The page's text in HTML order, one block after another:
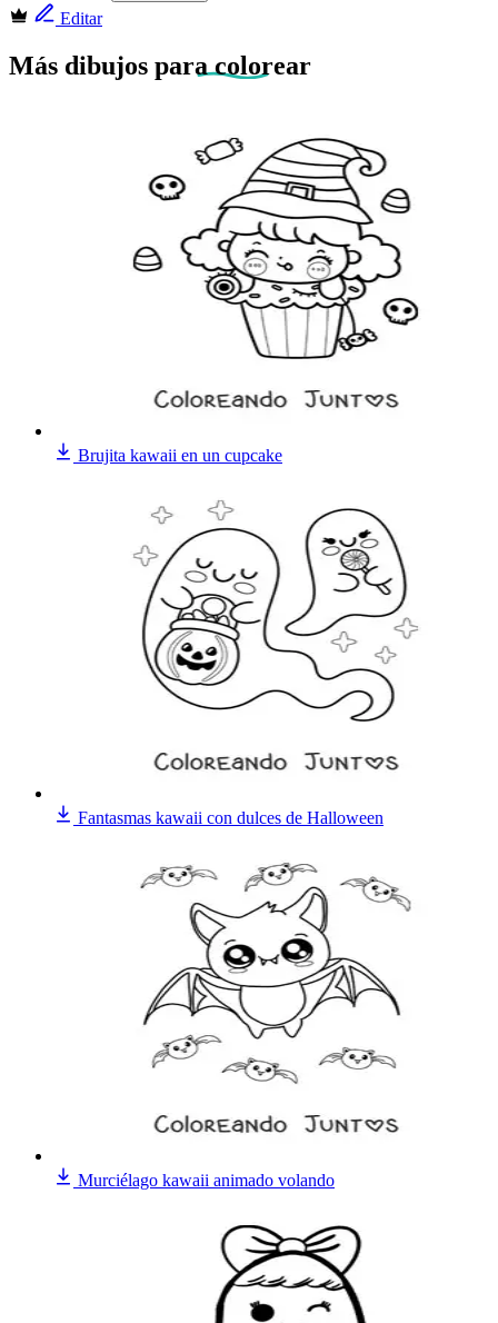
Editar
Más dibujos para colorear
Brujita kawaii en un cupcake
Fantasmas kawaii con dulces de Halloween
Murciélago kawaii animado volando